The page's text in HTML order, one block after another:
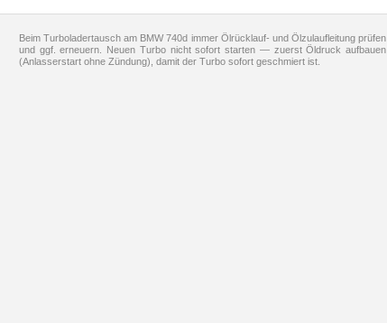
Beim Turboladertausch am BMW 740d immer Ölrücklauf- und Ölzulaufleitung prüfen
und ggf. erneuern. Neuen Turbo nicht sofort starten — zuerst Öldruck aufbauen
(Anlasserstart ohne Zündung), damit der Turbo sofort geschmiert ist.